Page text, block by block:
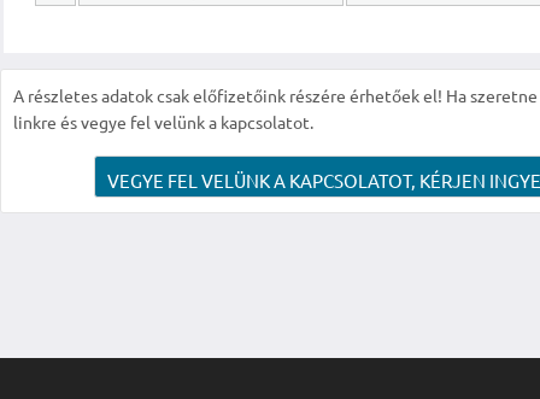
A részletes adatok csak előfizetőink részére érhetőek el! Ha
linkre és vegye fel velünk a kapcsolatot.
VEGYE FEL VELÜNK A KAPCSOLATOT, KÉRJEN